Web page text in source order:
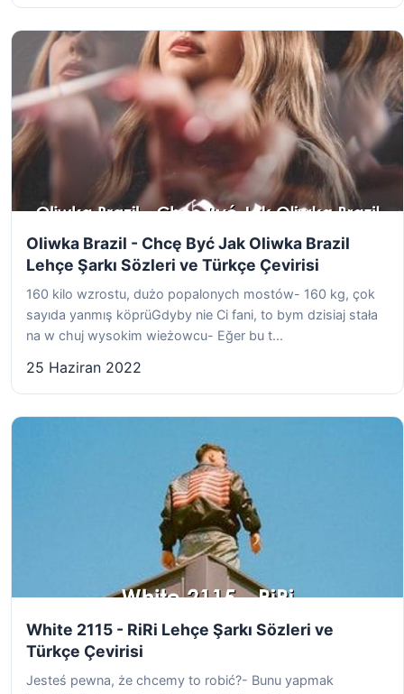
Oliwka Brazil - Chcę Być Jak Oliwka Brazil
Lehçe Şarkı Sözleri ve Türkçe Çevirisi
160 kilo wzrostu, dużo popalonych mostów- 160 kg, çok
sayıda yanmış köprüGdyby nie Ci fani, to bym dzisiaj stała
na w chuj wysokim wieżowcu- Eğer bu t...
25 Haziran 2022
White 2115 - RiRi Lehçe Şarkı Sözleri ve
Türkçe Çevirisi
Jesteś pewna, że chcemy to robić?- Bunu yapmak